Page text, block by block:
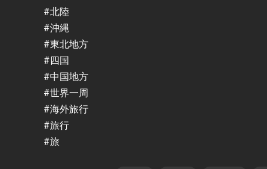
#北陸
#沖縄
#東北地方
#四国
#中国地方
#世界一周
#海外旅行
#旅行
#旅